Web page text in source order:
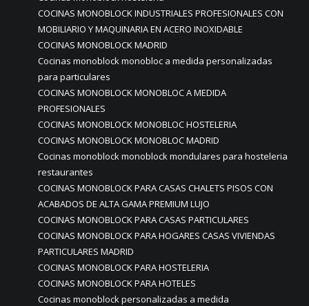
COCINAS MONOBLOCK INDUSTRIALES PROFESIONALES CON
MOBILIARIO Y MAQUINARIA EN ACERO INOXIDABLE
COCINAS MONOBLOCK MADRID
Cocinas monoblock monobloc a medida personalizadas
para particulares
COCINAS MONOBLOCK MONOBLOC A MEDIDA
PROFESIONALES
COCINAS MONOBLOCK MONOBLOC HOSTELERIA
COCINAS MONOBLOCK MONOBLOC MADRID
Cocinas monoblock monoblock mondulares para hosteleria
restaurantes
COCINAS MONOBLOCK PARA CASAS CHALETS PISOS CON
ACABADOS DE ALTA GAMA PREMIUM LUJO
COCINAS MONOBLOCK PARA CASAS PARTICULARES
COCINAS MONOBLOCK PARA HOGARES CASAS VIVIENDAS
PARTICULARES MADRID
COCINAS MONOBLOCK PARA HOSTELERIA
COCINAS MONOBLOCK PARA HOTELES
Cocinas monoblock personalizadas a medida